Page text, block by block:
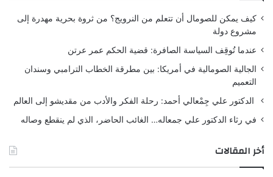
كيف يمكن للصومال أن تتعلم من النرويج؟ من ثروة بحرية مهدرة إلى
مشروع دولة
عندما تُوقِف السياسة الصافرة: قضية الحكم عمر عرتن
الجالية الصومالية في أمريكا: بين مطرقة الخطاب الترامبي وسندان
التعميم
الدكتور علي جِمْعالي أحمد: رحلة الفكر والأدب من مقديشو إلى العالم
في رثاء الدكتور علي جمعاله… الغائب الحاضر، الذي لم ينقطع وصاله
أخر المقالات